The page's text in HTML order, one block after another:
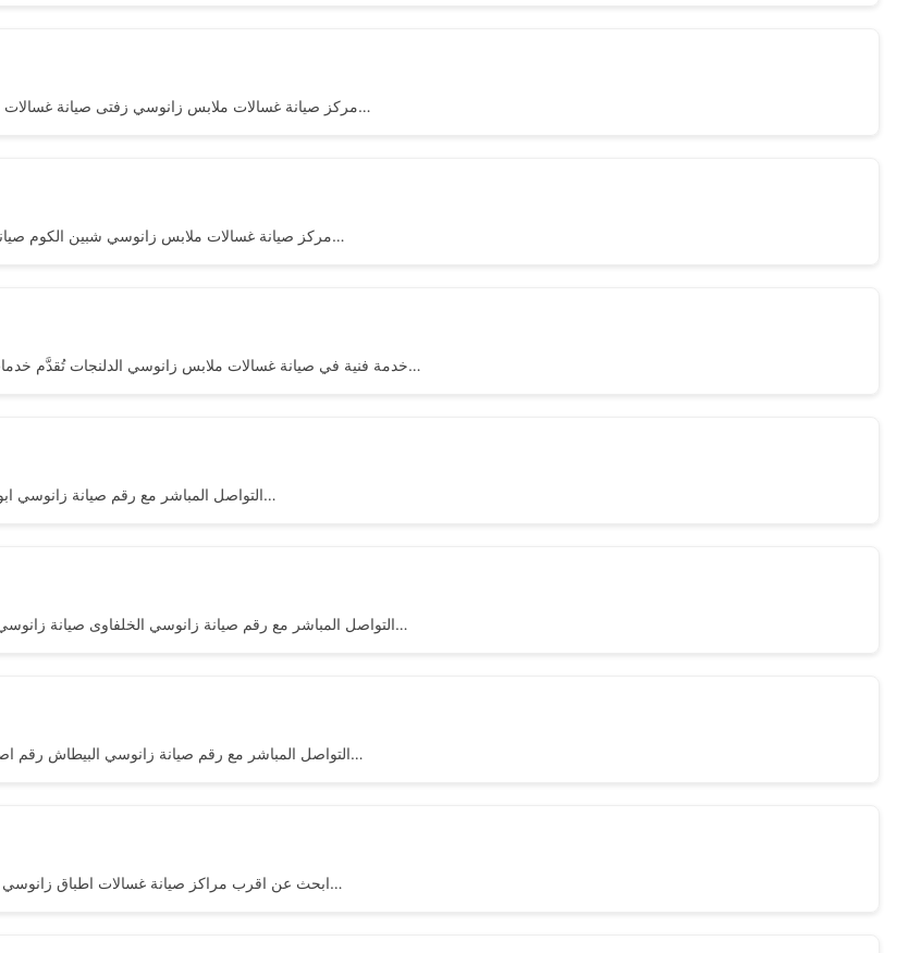
مركز صيانة غسالات ملابس زانوسي زفتى صيانة غسالات ملابس زانوسي زفتى اهلا ومرحبا بكم فى مركز صيانة اجهزة زانوسي المنزلية…
مركز صيانة غسالات ملابس زانوسي شبين الكوم صيانة غسالات ملابس زانوسي شبين الكوم اهلا ومرحبا بكم فى مركز صيانة اجهزة…
خدمة فنية في صيانة غسالات ملابس زانوسي الدلنجات تُقدَّم خدمات صيانة احترافية للأجهزة المنزلية بهدف معالجة أعطال الغسالات بكفاءة عالية…
التواصل المباشر مع رقم صيانة زانوسي ابو تلات صيانة زانوسي ابو تلات اهلا ومرحبا بكم فى مركز صيانة اجهزة زانوسي…
التواصل المباشر مع رقم صيانة زانوسي الخلفاوى صيانة زانوسي الخلفاوى اهلا ومرحبا بكم فى مركز صيانة اجهزة زانوسي المنزلية بالخلفاوى…
التواصل المباشر مع رقم صيانة زانوسي البيطاش رقم اصلاح زانوسي البيطاش اهلا ومرحبا بكم فى مركز صيانة اجهزة زانوسي المنزلية…
ابحث عن اقرب مراكز صيانة غسالات اطباق زانوسي المرج ابحث عن اقرب مراكز صيانة غسالات اطباق زانوسي المرج اهلا ومرحبا…